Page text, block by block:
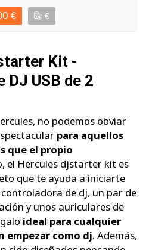
€ €
Kit -
DJ USB de 2
no podemos obviar
para aquellos
que el propio
el Hercules djstarter kit es
que te ayuda a iniciarte
de dj, un par de
y unos auriculares de
ideal para cualquier
empezar como dj. Además,